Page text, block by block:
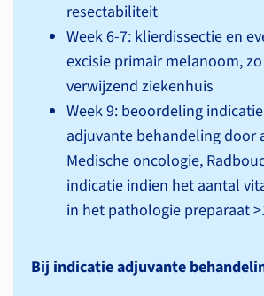
resectabiliteit
Week 6-7: klierdissectie en
excisie primair melanoom,
verwijzend ziekenhuis
Week 9: beoordeling
adjuvante behandeling door
Medische oncologie,
indicatie indien het aantal
in het pathologie preparaat
Bij indicatie adjuvante